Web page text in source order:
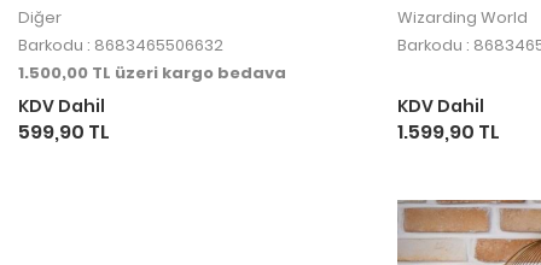
Diğer
Barkodu : 8683465506632
1.500,00 TL üzeri kargo bedava
KDV Dahil
599,90 TL
Harry Potter
Wizarding World
Barkodu :
KDV Dahil
1.599,90 TL